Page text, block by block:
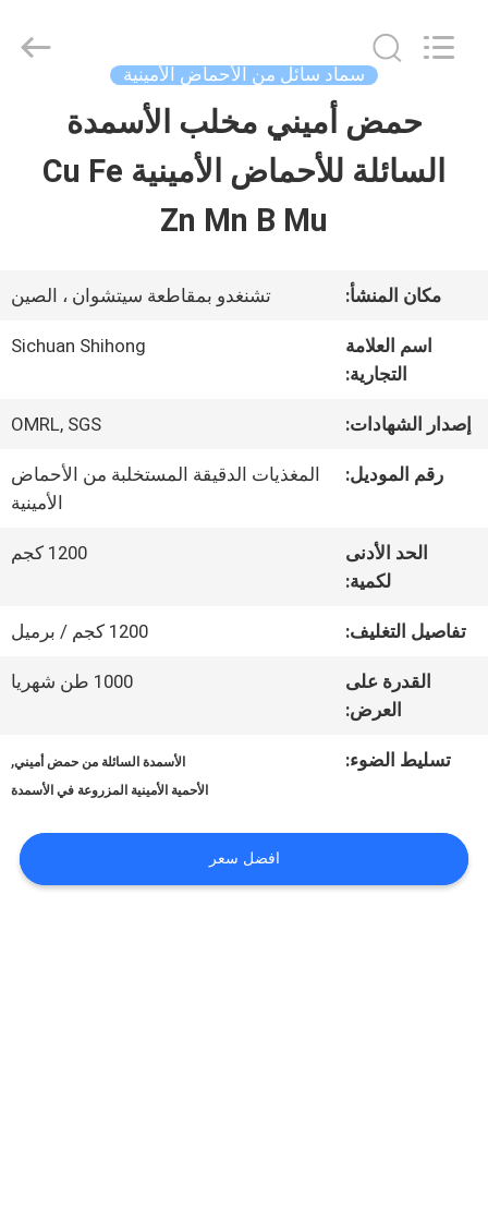
الصفحة
الرئيسية
أشرطة
معلومات
في
المعمل
مراقبة
الجودة
Sichuan
Shihong
سماد سائل من الأحماض الأمينية
حمض أميني مخلب الأسمدة
السائلة للأحماض الأمينية Cu Fe
Zn Mn B Mu
مكان المنشأ: تشنغدو بمقاطعة سيتشوان ، الصين
اسم العلامة
التجارية:
Sichuan Shihong
إصدار الشهادات: OMRL, SGS
رقم الموديل:
المغذيات الدقيقة المستخلبة من الأحماض
الأمينية
الحد الأدنى
لكمية:
1200 كجم
تفاصيل التغليف: 1200 كجم / برميل
القدرة على
العرض:
1000 طن شهريا
تسليط الضوء: الأسمدة السائلة من حمض أميني,
الأحمية الأمينية المزروعة في الأسمدة
افضل سعر